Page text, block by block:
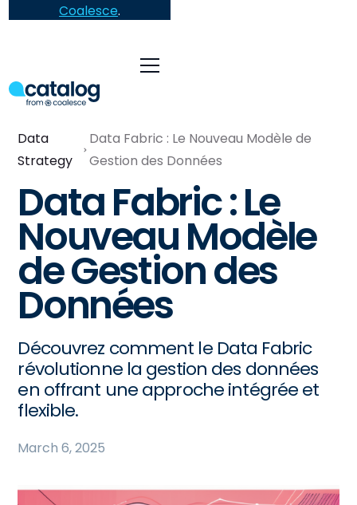
Coalesce.
Data
Strategy
Data Fabric : Le Nouveau Modèle de
Gestion des Données
Data Fabric : Le
Nouveau Modèle
de Gestion des
Données
Découvrez comment le Data Fabric
révolutionne la gestion des données
en offrant une approche intégrée et
flexible.
March 6, 2025